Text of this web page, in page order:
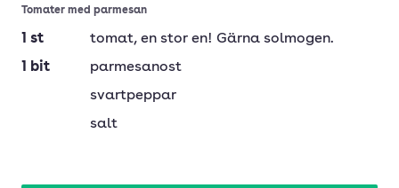
Tomater med parmesan
1 st tomat, en stor en! Gärna solmogen.
1
bit
parmesanost
svartpeppar
salt